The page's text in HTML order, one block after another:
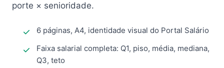
porte × senioridade.
6 páginas, A4, identidade visual do Portal Salário
Faixa salarial completa: Q1, piso, média, mediana,
Q3, teto